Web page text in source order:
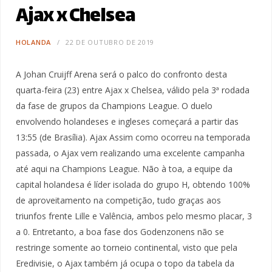
Ajax x Chelsea
HOLANDA 22 DE OUTUBRO DE 2019
A Johan Cruijff Arena será o palco do confronto desta
quarta-feira (23) entre Ajax x Chelsea, válido pela 3ª rodada
da fase de grupos da Champions League. O duelo
envolvendo holandeses e ingleses começará a partir das
13:55 (de Brasília). Ajax Assim como ocorreu na temporada
passada, o Ajax vem realizando uma excelente campanha
até aqui na Champions League. Não à toa, a equipe da
capital holandesa é líder isolada do grupo H, obtendo 100%
de aproveitamento na competição, tudo graças aos
triunfos frente Lille e Valência, ambos pelo mesmo placar, 3
a 0. Entretanto, a boa fase dos Godenzonens não se
restringe somente ao torneio continental, visto que pela
Eredivisie, o Ajax também já ocupa o topo da tabela da